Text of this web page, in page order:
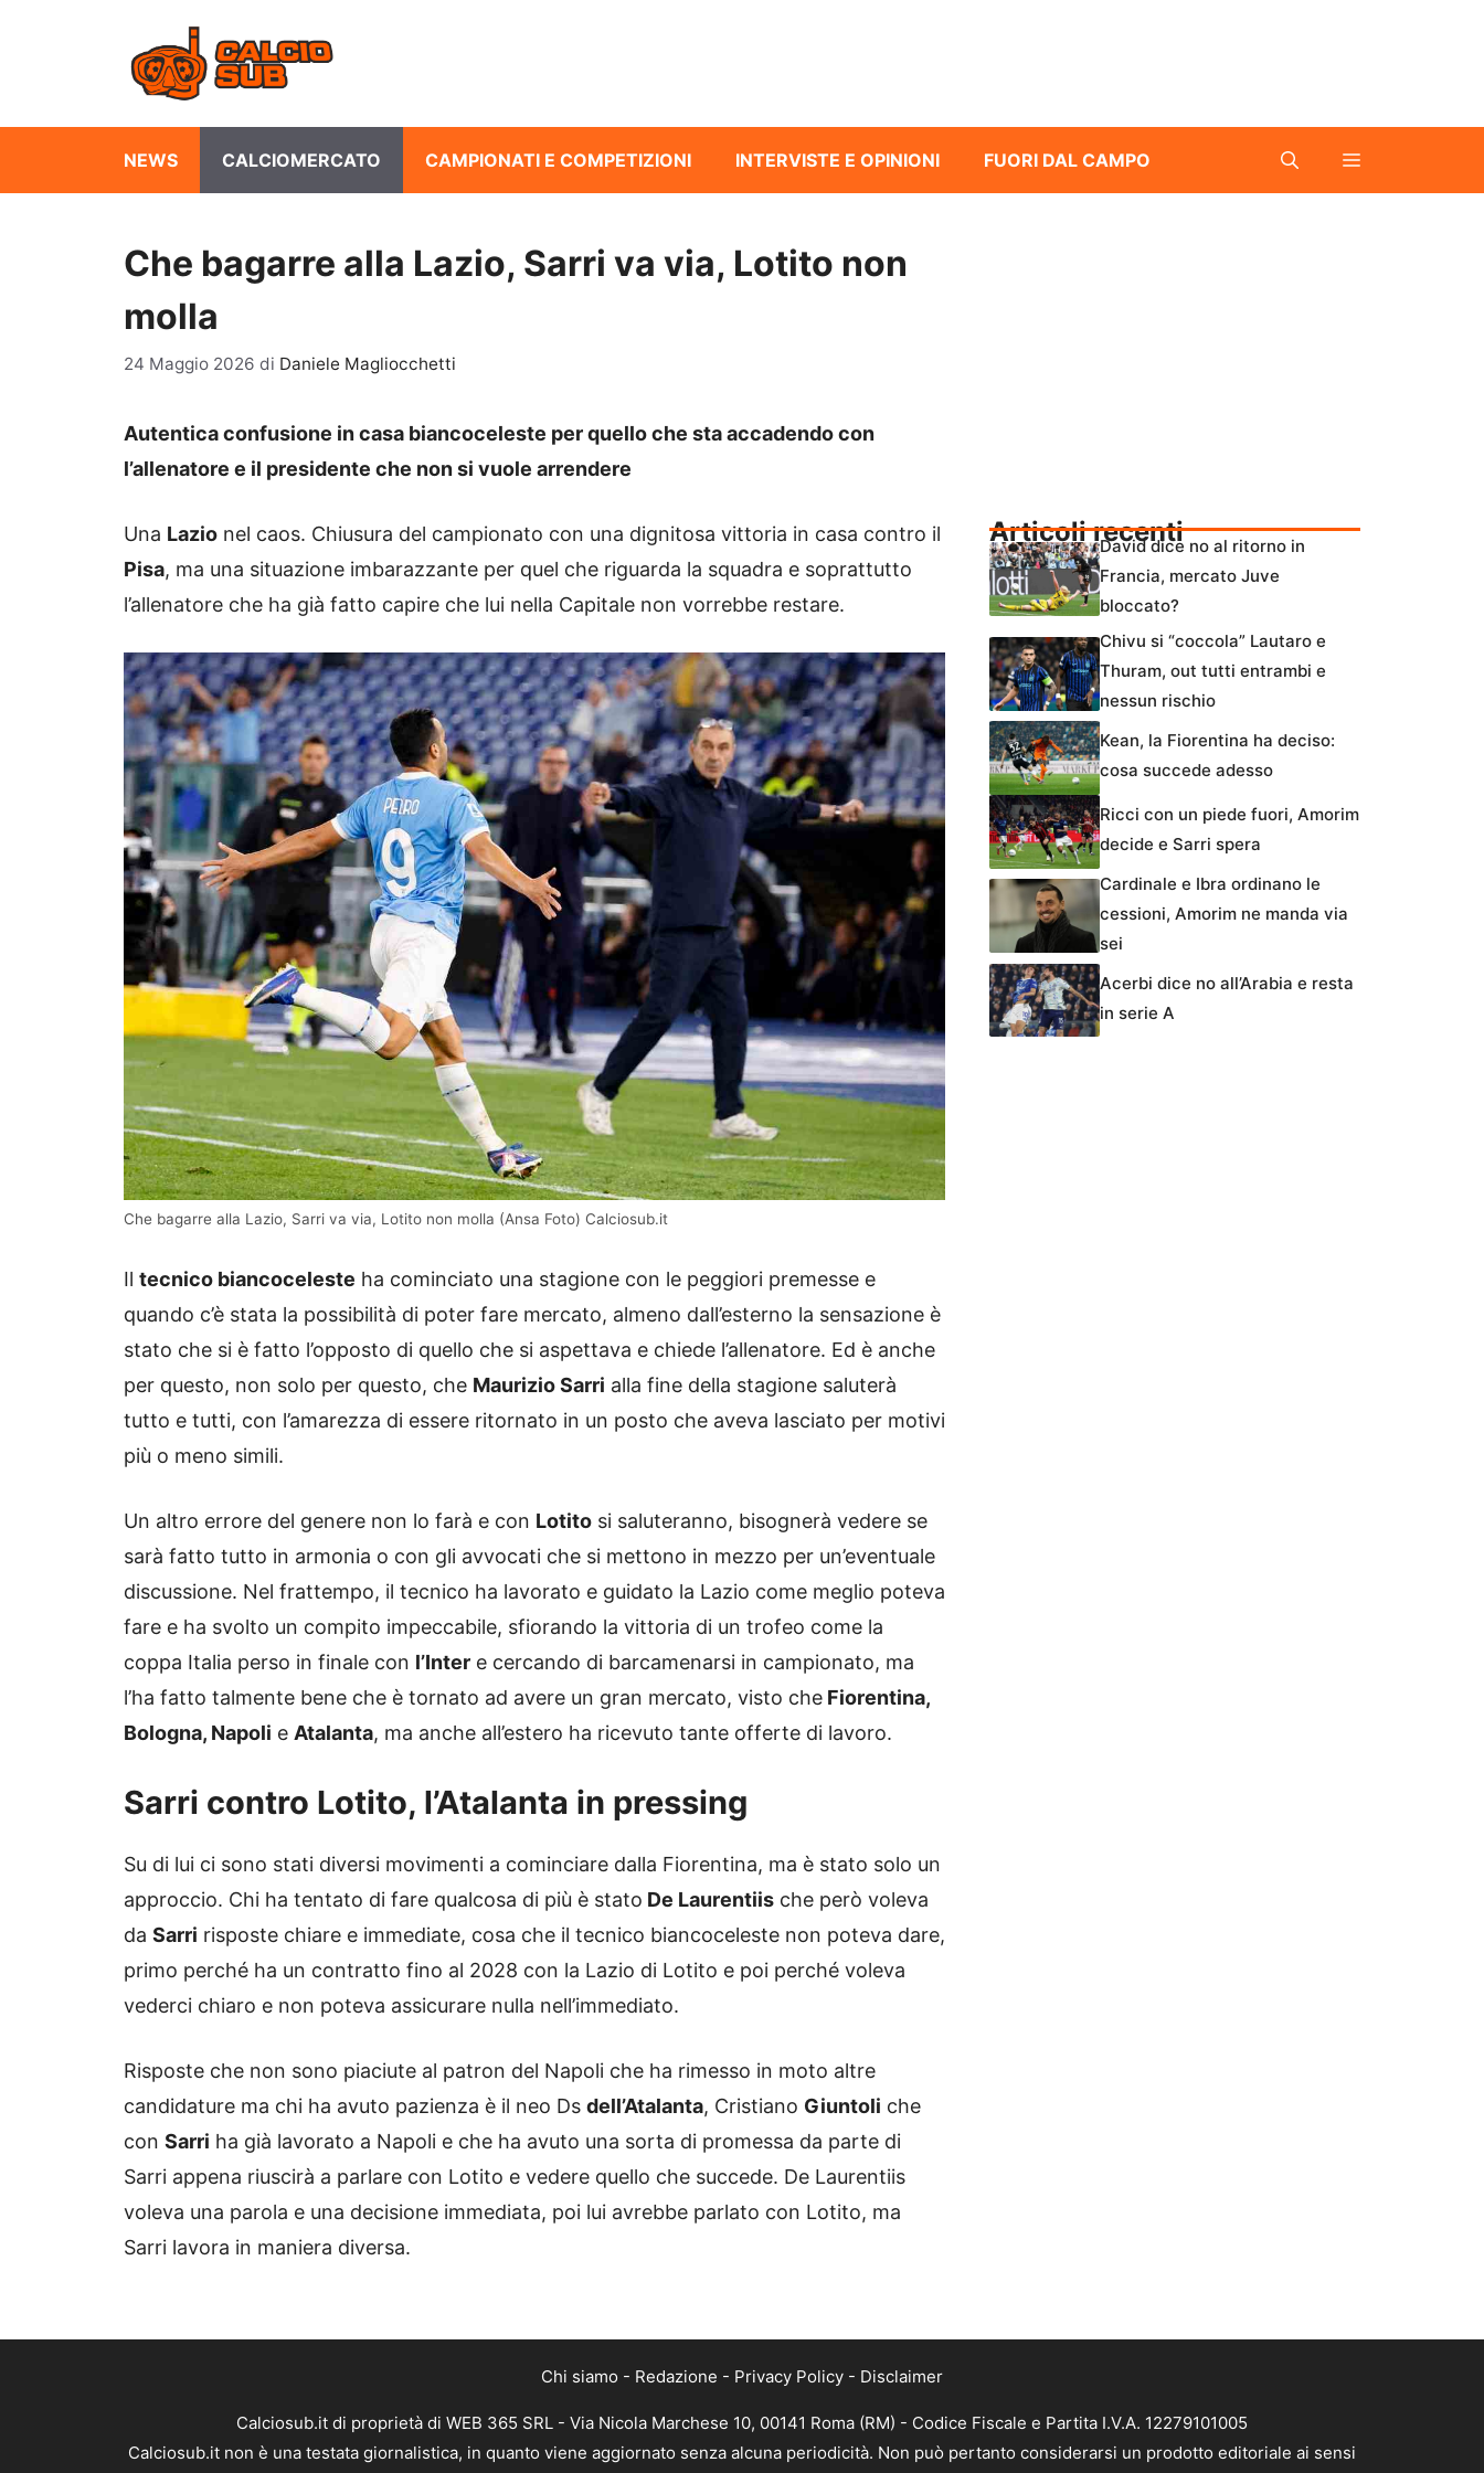
NEWS CALCIOMERCATO CAMPIONATI E COMPETIZIONI INTERVISTE E OPINIONI FUORI DAL CAMPO
Che bagarre alla Lazio, Sarri va via, Lotito non
molla
24 Maggio 2026 di Daniele Magliocchetti
Autentica confusione in casa biancoceleste per quello che sta accadendo con
l’allenatore e il presidente che non si vuole arrendere
Una Lazio nel caos. Chiusura del campionato con una dignitosa vittoria in casa contro il
Pisa, ma una situazione imbarazzante per quel che riguarda la squadra e soprattutto
l’allenatore che ha già fatto capire che lui nella Capitale non vorrebbe restare.
Che bagarre alla Lazio, Sarri va via, Lotito non molla (Ansa Foto) Calciosub.it
Il tecnico biancoceleste ha cominciato una stagione con le peggiori premesse e
quando c’è stata la possibilità di poter fare mercato, almeno dall’esterno la sensazione è
stato che si è fatto l’opposto di quello che si aspettava e chiede l’allenatore. Ed è anche
per questo, non solo per questo, che Maurizio Sarri alla fine della stagione saluterà
tutto e tutti, con l’amarezza di essere ritornato in un posto che aveva lasciato per motivi
più o meno simili.
Un altro errore del genere non lo farà e con Lotito si saluteranno, bisognerà vedere se
sarà fatto tutto in armonia o con gli avvocati che si mettono in mezzo per un’eventuale
discussione. Nel frattempo, il tecnico ha lavorato e guidato la Lazio come meglio poteva
fare e ha svolto un compito impeccabile, sfiorando la vittoria di un trofeo come la
coppa Italia perso in finale con l’Inter e cercando di barcamenarsi in campionato, ma
l’ha fatto talmente bene che è tornato ad avere un gran mercato, visto che Fiorentina,
Bologna, Napoli e Atalanta, ma anche all’estero ha ricevuto tante offerte di lavoro.
Sarri contro Lotito, l’Atalanta in pressing
Su di lui ci sono stati diversi movimenti a cominciare dalla Fiorentina, ma è stato solo un
approccio. Chi ha tentato di fare qualcosa di più è stato De Laurentiis che però voleva
da Sarri risposte chiare e immediate, cosa che il tecnico biancoceleste non poteva dare,
primo perché ha un contratto fino al 2028 con la Lazio di Lotito e poi perché voleva
vederci chiaro e non poteva assicurare nulla nell’immediato.
Risposte che non sono piaciute al patron del Napoli che ha rimesso in moto altre
candidature ma chi ha avuto pazienza è il neo Ds dell’Atalanta, Cristiano Giuntoli che
con Sarri ha già lavorato a Napoli e che ha avuto una sorta di promessa da parte di
Sarri appena riuscirà a parlare con Lotito e vedere quello che succede. De Laurentiis
voleva una parola e una decisione immediata, poi lui avrebbe parlato con Lotito, ma
Sarri lavora in maniera diversa.
Articoli recentiDavid dice no al ritorno in
Francia, mercato Juve
bloccato?
Chivu si “coccola” Lautaro e
Thuram, out tutti entrambi e
nessun rischio
Kean, la Fiorentina ha deciso:
cosa succede adesso
Ricci con un piede fuori, Amorim
decide e Sarri spera
Cardinale e Ibra ordinano le
cessioni, Amorim ne manda via
sei
Acerbi dice no all’Arabia e resta
in serie A
Chi siamo - Redazione - Privacy Policy - Disclaimer
Calciosub.it di proprietà di WEB 365 SRL - Via Nicola Marchese 10, 00141 Roma (RM) - Codice Fiscale e Partita I.V.A. 12279101005
Calciosub.it non è una testata giornalistica, in quanto viene aggiornato senza alcuna periodicità. Non può pertanto considerarsi un prodotto editoriale ai sensi